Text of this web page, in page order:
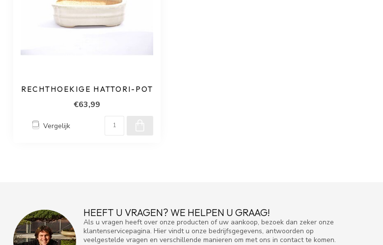
RECHTHOEKIGE HATTORI-POT
€63,99
Vergelijk
HEEFT U VRAGEN? WE HELPEN U GRAAG!
Als u vragen heeft over onze producten of uw aankoop, bezoek dan zeker onze
klantenservicepagina. Hier vindt u onze bedrijfsgegevens, antwoorden op
veelgestelde vragen en verschillende manieren om met ons in contact te komen.